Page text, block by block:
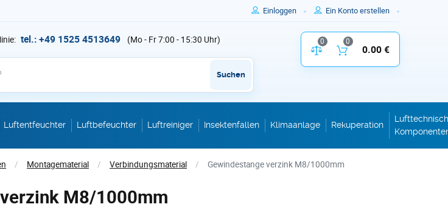
Einloggen Ein Konto erstellen
tel.: +49 1525 4513649 (Mo - Fr 7:00 - 15:30 Uhr)
Suchen
Vergleich der Produktparameter
0
Inhalt des
0
0.00 €
Luftentfeuchter Luftbefeuchter Luftreiniger Insektenfallen Klimaanlage Rekuperation
/ Montagematerial / Verbindungsmaterial / Gewindestange verzink M8/1000mm
M8/1000mm